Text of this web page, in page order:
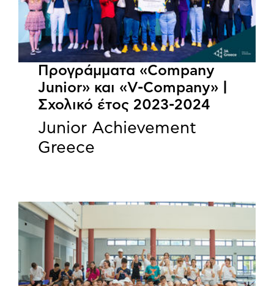
Προγράμματα «Company
Junior» και «V-Company» |
Σχολικό έτος 2023-2024
Junior Achievement
Greece